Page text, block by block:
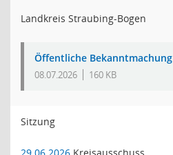
Landkreis Straubing-Bogen
Öffentliche Bekanntmachung
08.07.2026 160 KB
Sitzung